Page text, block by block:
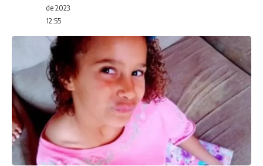
de 2023
12:55